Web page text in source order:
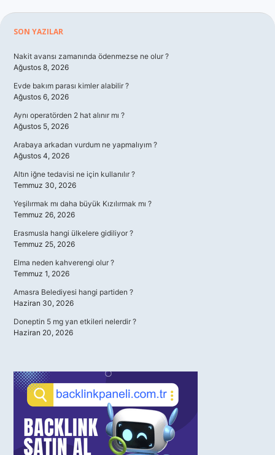
Sidebar
SON YAZILAR
Nakit avansı zamanında ödenmezse ne olur ?
Ağustos 8, 2026
Evde bakım parası kimler alabilir ?
Ağustos 6, 2026
Aynı operatörden 2 hat alınır mı ?
Ağustos 5, 2026
Arabaya arkadan vurdum ne yapmalıyım ?
Ağustos 4, 2026
Altın iğne tedavisi ne için kullanılır ?
Temmuz 30, 2026
Yeşilırmak mı daha büyük Kızılırmak mı ?
Temmuz 26, 2026
Erasmusla hangi ülkelere gidiliyor ?
Temmuz 25, 2026
Elma neden kahverengi olur ?
Temmuz 1, 2026
Amasra Belediyesi hangi partiden ?
Haziran 30, 2026
Doneptin 5 mg yan etkileri nelerdir ?
Haziran 20, 2026